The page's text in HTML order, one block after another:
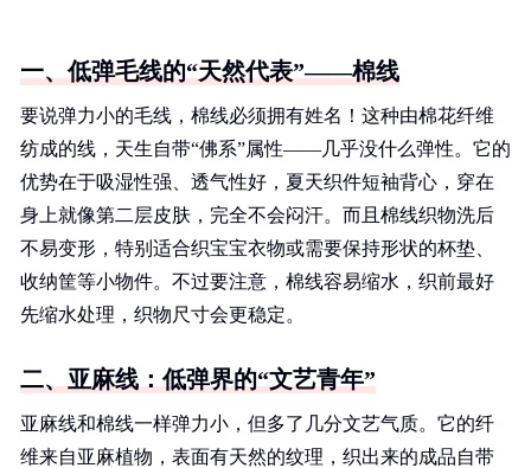
一、低弹毛线的“天然代表”——棉线
要说弹力小的毛线，棉线必须拥有姓名！这种由棉花纤维
纺成的线，天生自带“佛系”属性——几乎没什么弹性。它的
优势在于吸湿性强、透气性好，夏天织件短袖背心，穿在
身上就像第二层皮肤，完全不会闷汗。而且棉线织物洗后
不易变形，特别适合织宝宝衣物或需要保持形状的杯垫、
收纳筐等小物件。不过要注意，棉线容易缩水，织前最好
先缩水处理，织物尺寸会更稳定。
二、亚麻线：低弹界的“文艺青年”
亚麻线和棉线一样弹力小，但多了几分文艺气质。它的纤
维来自亚麻植物，表面有天然的纹理，织出来的成品自带